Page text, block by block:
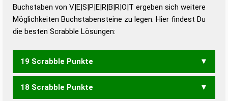
Duden – Die deutsche Grammatik
Duden – Deutsches
Universalwörterbuch
Buchstaben von V|E|S|P|E|R|B|R|O|T ergeben sich weitere
Möglichkeiten Buchstabensteine zu legen. Hier findest Du
die besten Scrabble Lösungen:
19 Scrabble Punkte
18 Scrabble Punkte